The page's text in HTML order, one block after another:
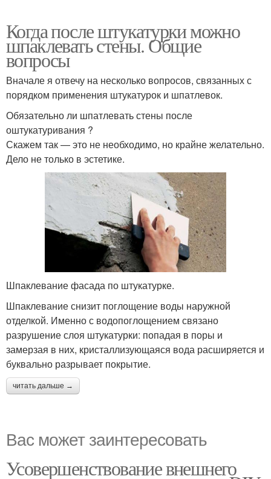
Когда после штукатурки можно
шпаклевать стены. Общие
вопросы
Вначале я отвечу на несколько вопросов, связанных с
порядком применения штукатурок и шпатлевок.
Обязательно ли шпатлевать стены после
оштукатуривания ?
Скажем так — это не необходимо, но крайне желательно.
Дело не только в эстетике.
Шпаклевание фасада по штукатурке.
Шпаклевание снизит поглощение воды наружной
отделкой. Именно с водопоглощением связано
разрушение слоя штукатурки: попадая в поры и
замерзая в них, кристаллизующаяся вода расширяется и
буквально разрывает покрытие.
читать дальше →
Вас может заинтересовать
Усовершенствование внешнего